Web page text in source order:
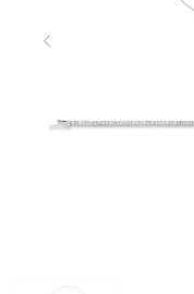
ANTWERP